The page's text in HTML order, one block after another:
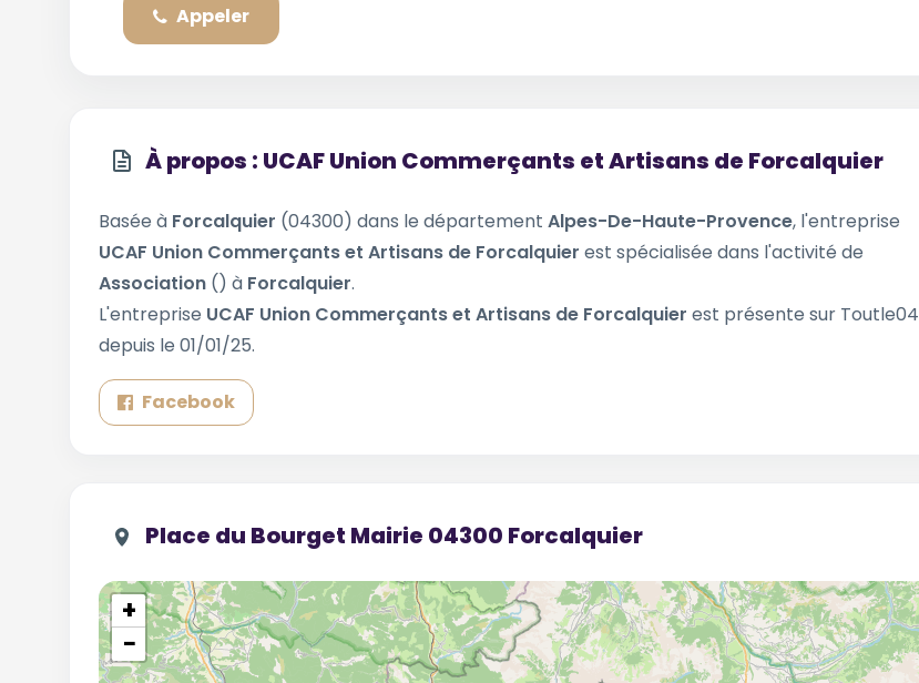
Appeler
À propos : UCAF Union Commerçants et Artisans de Forcalquier
Basée à Forcalquier (04300) dans le département Alpes-De-Haute-Provence, l'entreprise
UCAF Union Commerçants et Artisans de Forcalquier est spécialisée dans l'activité de
Association () à Forcalquier.
L'entreprise UCAF Union Commerçants et Artisans de Forcalquier est présente sur Toutle04
depuis le 01/01/25.
Facebook
Place du Bourget Mairie 04300 Forcalquier
+
−